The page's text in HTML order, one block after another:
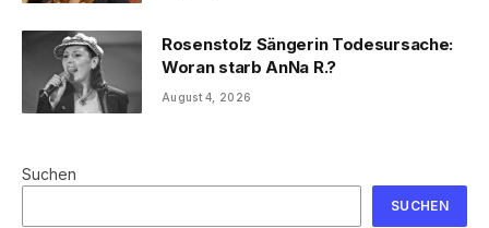
Rosenstolz Sängerin Todesursache:
Woran starb AnNa R.?
August 4, 2026
Suchen
SUCHEN